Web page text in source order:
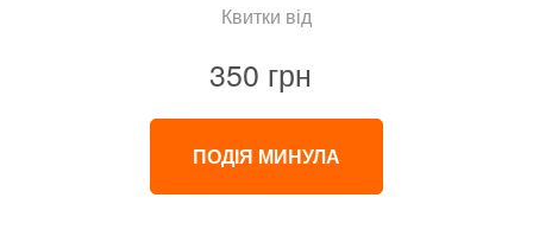
Квитки від
350 грн
ПОДІЯ МИНУЛА